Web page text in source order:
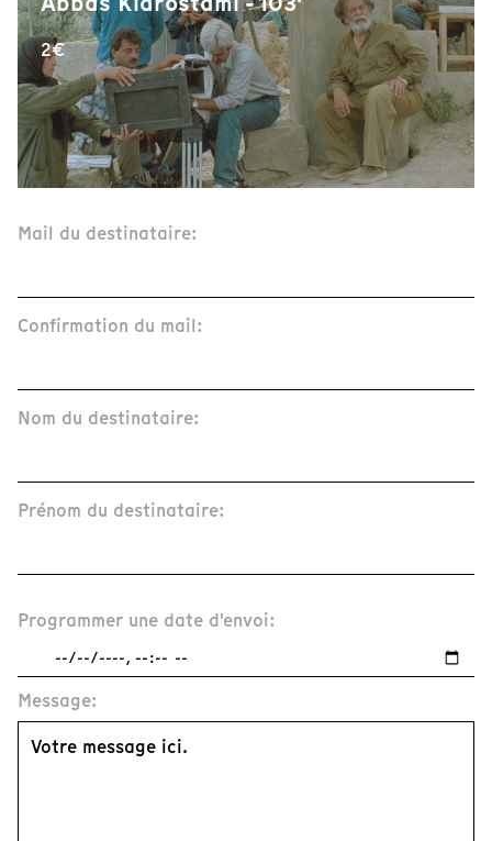
2€
Mail du destinataire:
Confirmation du mail:
Nom du destinataire:
Prénom du destinataire:
Programmer une date d'envoi:
Message: